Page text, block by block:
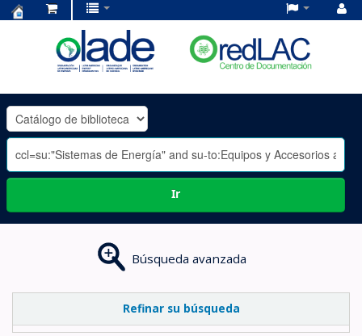
OLADE
-
Ir
Búsqueda avanzada
Refinar su búsqueda